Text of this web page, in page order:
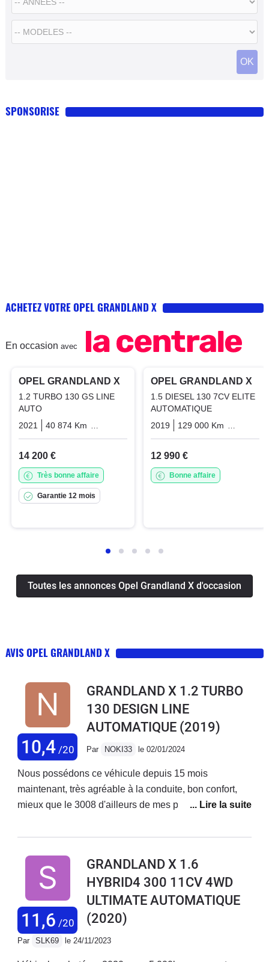
SPONSORISE
ACHETEZ VOTRE OPEL GRANDLAND X
En occasion avec
OPEL GRANDLAND X
1.2 TURBO 130 GS LINE
AUTO
2021
40 874 Km Essence
14 200 €
Très bonne affaire
Garantie 12 mois
OPEL GRANDLAND X
1.5 DIESEL 130 7CV ELITE
AUTOMATIQUE
2019
129 000 Km
12 990 €
Bonne affaire
Toutes les annonces Opel Grandland X d'occasion
AVIS OPEL GRANDLAND X
10,4/20
GRANDLAND X 1.2 TURBO
130 DESIGN LINE
AUTOMATIQUE (2019)
Par NOKI33 le 02/01/2024
Nous possédons ce véhicule depuis 15 mois
maintenant, très agréable à la conduite, bon confort,
mieux que le 3008 d'ailleurs de mes parents, acheté en
juste prévoir pour notre model 1,2l pure-tech 130cv, le
max et aussi la vidange de la boite auto tous les
60000kms IMPÉRATIF sa c'est obligatoire si vous
voulez éviter les voyants moteurs à répétitions. C'est
vraiment dommage car l'Opel Grandlandx et vraiment
agréable et confortable.
11,6 /20
GRANDLAND X 1.6
HYBRID4 300 11CV 4WD
ULTIMATE AUTOMATIQUE
(2020)
Par SLK69 le 24/11/2023